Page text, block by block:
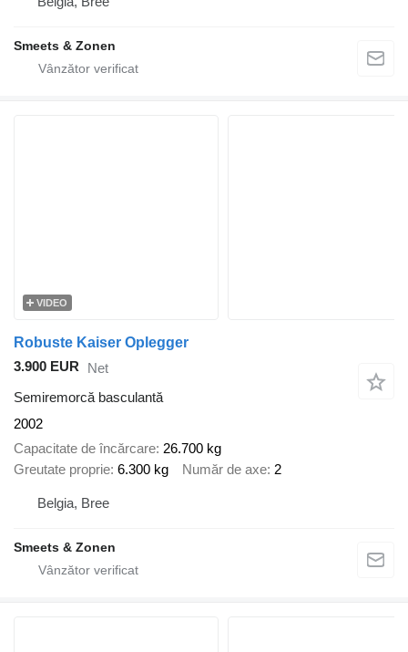
Smeets & Zonen
VIDEO
Robuste Kaiser Oplegger
3.900 EUR
Net
Semiremorcă basculantă
2002
Capacitate de încărcare 26.700 kg
Greutate proprie 6.300 kg Număr de axe 2
Belgia, Bree
Smeets & Zonen